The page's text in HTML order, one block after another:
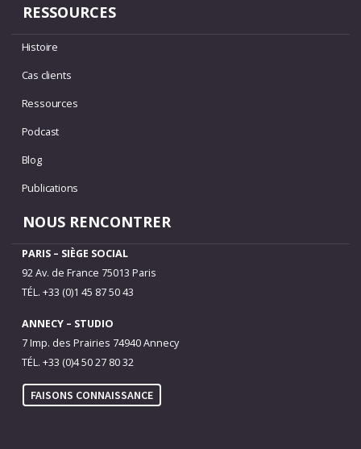
RESSOURCES
Histoire
Cas clients
Ressources
Podcast
Blog
Publications
NOUS RENCONTRER
PARIS – SIÈGE SOCIAL
92 Av. de France 75013 Paris
TÉL. +33 (0)1 45 87 50 43
ANNECY – STUDIO
7 Imp. des Prairies 74940 Annecy
TÉL. +33 (0)4 50 27 80 32
FAISONS CONNAISSANCE